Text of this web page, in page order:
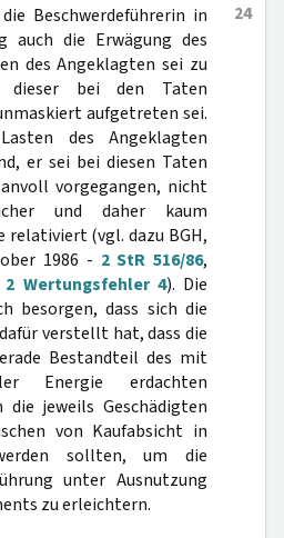
24
Beschwerdeführerin in
auch die Erwägung des
des Angeklagten sei zu
dieser bei den Taten
aufgetreten sei.
des Angeklagten
er sei bei diesen Taten
vorgegangen, nicht
und daher kaum
relativiert (vgl. dazu BGH,
1986 - 2 StR 516/86,
2 Wertungsfehler 4). Die
besorgen, dass sich die
verstellt hat, dass die
Bestandteil des mit
Energie erdachten
die jeweils Geschädigten
von Kaufabsicht in
sollten, um die
unter Ausnutzung
zu erleichtern.